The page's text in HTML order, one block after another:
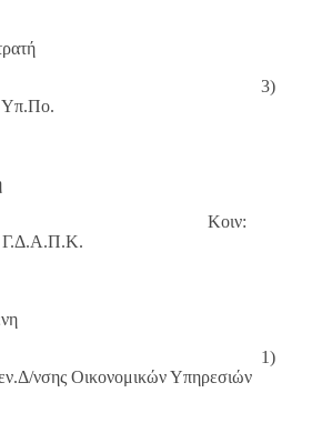
Υπ.Πο.
Γ.Δ.Α.Π.Κ.
νσης Οικονομικών Υπηρεσιών